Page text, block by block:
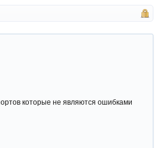
которые не являются ошибками